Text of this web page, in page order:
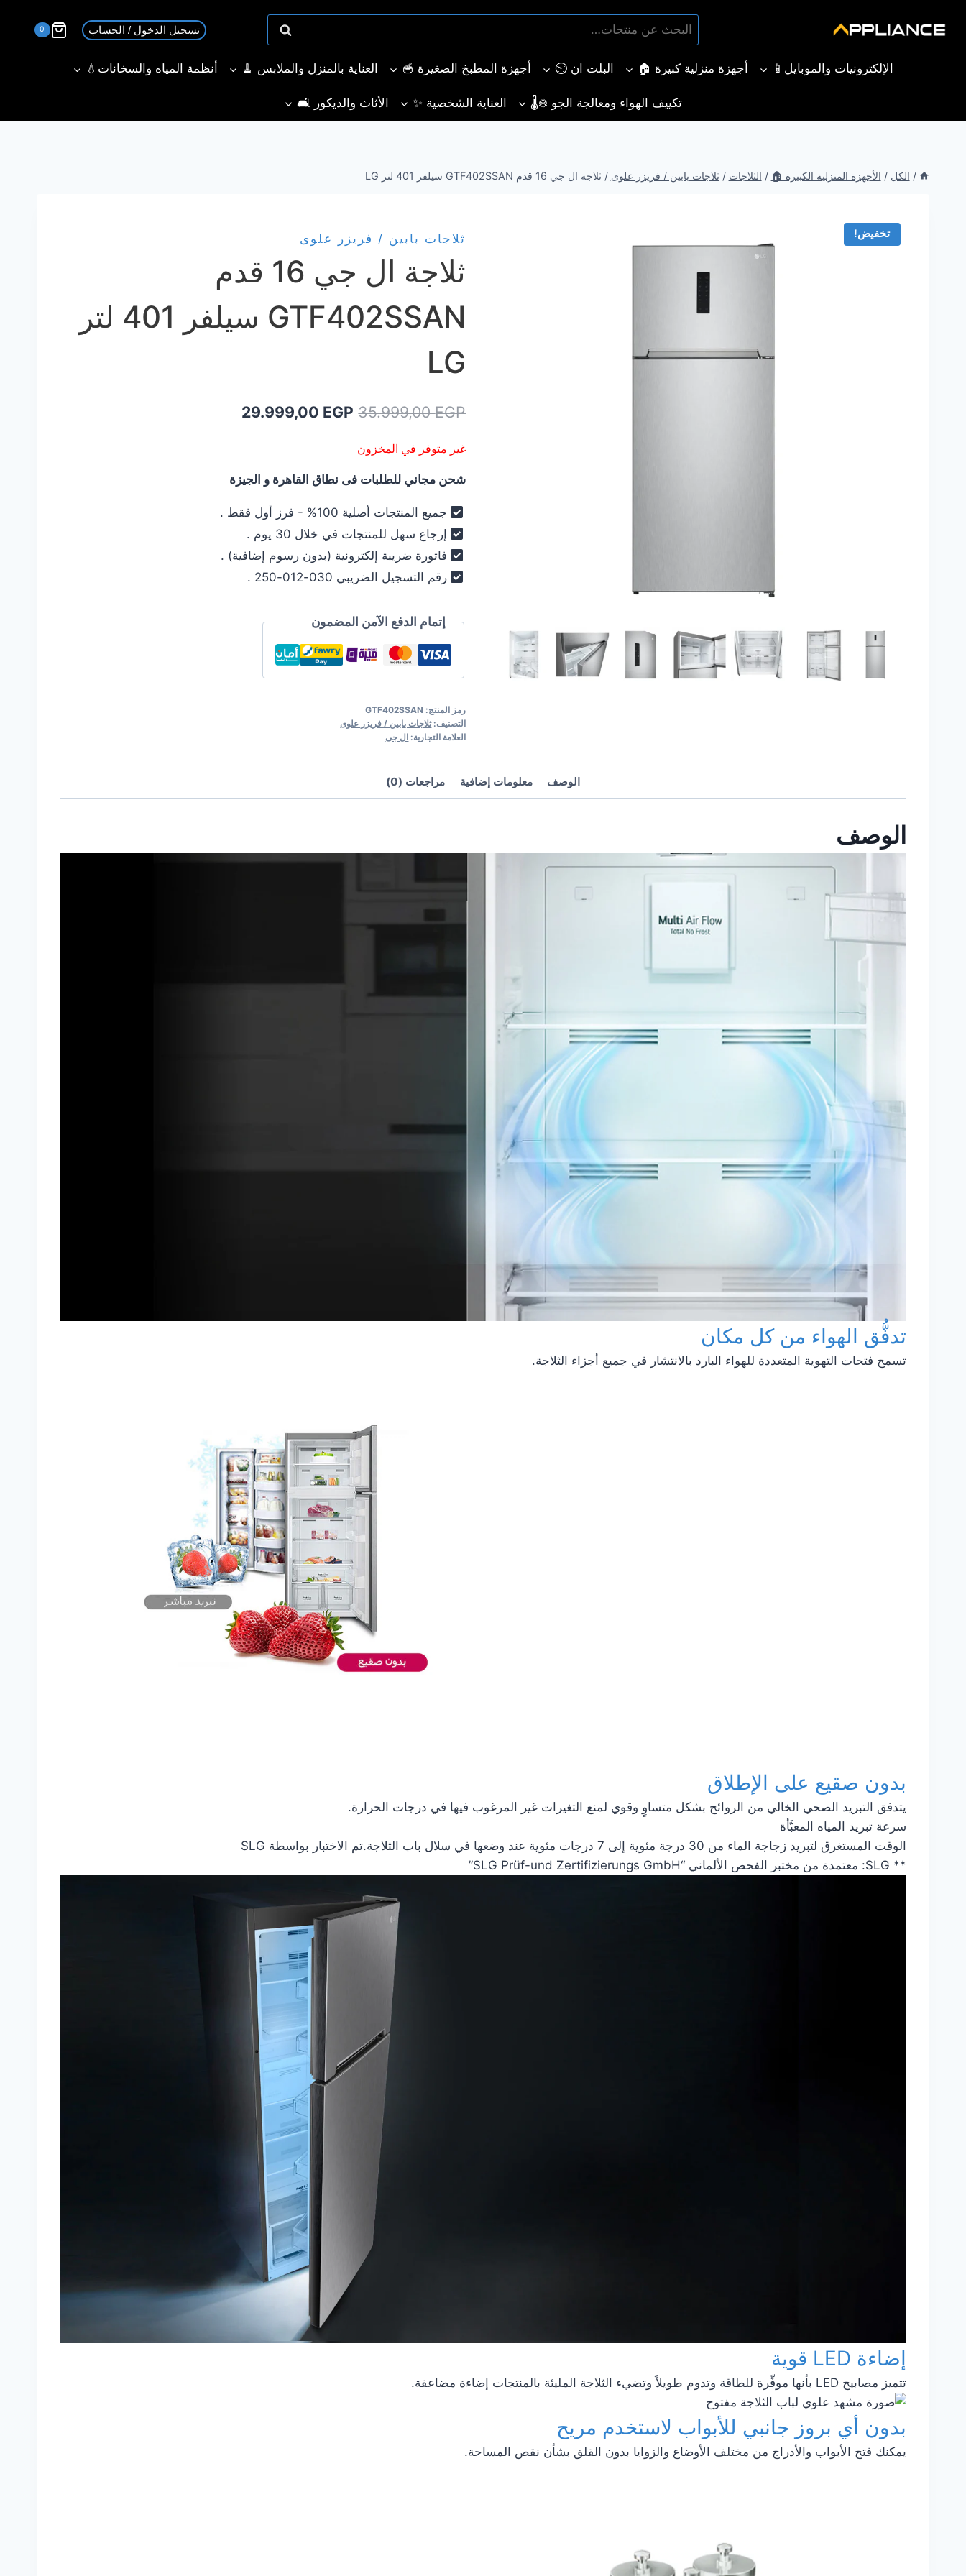
البحث
عن:
بحث تسجيل الدخول / الحساب 0
الإلكترونيات والموبايل📱 أجهزة منزلية كبيرة 🏠 البلت ان ⏲️ أجهزة المطبخ الصغيرة 🥣 العناية بالمنزل والملابس 🧹 أنظمة المياه والسخانات💧
تكييف الهواء ومعالجة الجو ❄️🌡️ العناية الشخصية ✨ الأثاث والديكور 🛋️
/ الكل / الأجهزة المنزلية الكبيرة 🏠 / الثلاجات / ثلاجات بابين / فريزر علوى / ثلاجة ال جي 16 قدم GTF402SSAN سيلفر 401 لتر LG
تخفيض! ثلاجات بابين / فريزر علوى
ثلاجة ال جي 16 قدم
GTF402SSAN سيلفر 401 لتر
LG
35.999,00EGP
السعر
35.999,00 EGP.
29.999,00 EGP
السعر
29.999,00 EGP.
غير متوفر في المخزون
شحن مجاني للطلبات فى نطاق القاهرة و الجيزة
جميع المنتجات أصلية 100% - فرز أول فقط .
إرجاع سهل للمنتجات في خلال 30 يوم .
فاتورة ضريبة إلكترونية (بدون رسوم إضافية) .
رقم التسجيل الضريبي 030-012-250 .
إتمام الدفع الآمن المضمون
رمز المنتج: GTF402SSAN
التصنيف:ثلاجات بابين / فريزر علوى
العلامة التجارية: ال جى
الوصف معلومات إضافية مراجعات (0)
الوصف
تدفُّق الهواء من كل مكان
تسمح فتحات التهوية المتعددة للهواء البارد بالانتشار في جميع أجزاء الثلاجة.
بدون صقيع على الإطلاق
يتدفق التبريد الصحي الخالي من الروائح بشكل متساوٍ وقوي لمنع التغيرات غير المرغوب فيها في درجات الحرارة.
سرعة تبريد المياه المعبَّأة
الوقت المستغرق لتبريد زجاجة الماء من 30 درجة مئوية إلى 7 درجات مئوية عند وضعها في سلال باب الثلاجة.تم الاختبار بواسطة SLG
** SLG: معتمدة من مختبر الفحص الألماني “SLG Prüf-und Zertifizierungs GmbH”
إضاءة LED قوية
تتميز مصابيح LED بأنها موفِّرة للطاقة وتدوم طويلاً وتضيء الثلاجة المليئة بالمنتجات إضاءة مضاعفة.
بدون أي بروز جانبي للأبواب لاستخدم مريح
يمكنك فتح الأبواب والأدراج من مختلف الأوضاع والزوايا بدون القلق بشأن نقص المساحة.